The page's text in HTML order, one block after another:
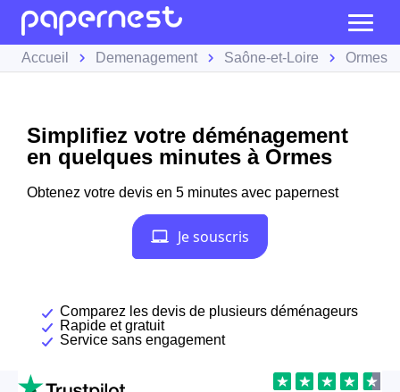
Accueil Demenagement Saône-et-Loire Ormes